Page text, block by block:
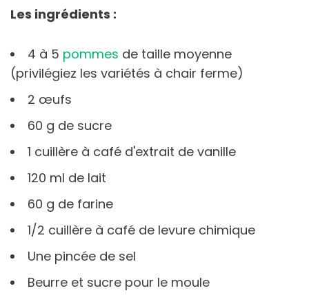
Les ingrédients :
4 à 5 pommes de taille moyenne
(privilégiez les variétés à chair ferme)
2 œufs
60 g de sucre
1 cuillère à café d'extrait de vanille
120 ml de lait
60 g de farine
1/2 cuillère à café de levure chimique
Une pincée de sel
Beurre et sucre pour le moule